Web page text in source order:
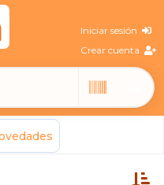
Iniciar sesión
Crear cuenta